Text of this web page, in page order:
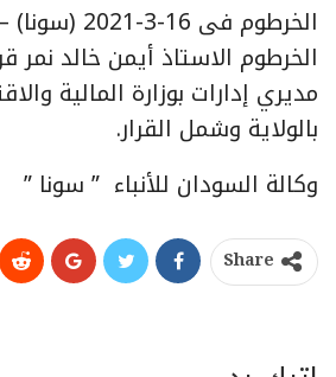
الخرطوم فى
الخرطوم الاستاذ أيمن خالد نمر
مديري إدارات بوزارة المالية
بالولاية وشمل القرار.
وكالة السودان للأنباء ” سونا ”
Share